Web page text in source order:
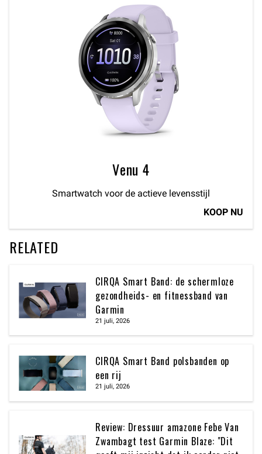
Venu 4
Smartwatch voor de actieve levensstijl
KOOP NU
RELATED
CIRQA Smart Band: de schermloze
gezondheids- en fitnessband van
Garmin
21 juli, 2026
CIRQA Smart Band polsbanden op
een rij
21 juli, 2026
Review: Dressuur amazone Febe Van
Zwambagt test Garmin Blaze: "Dit